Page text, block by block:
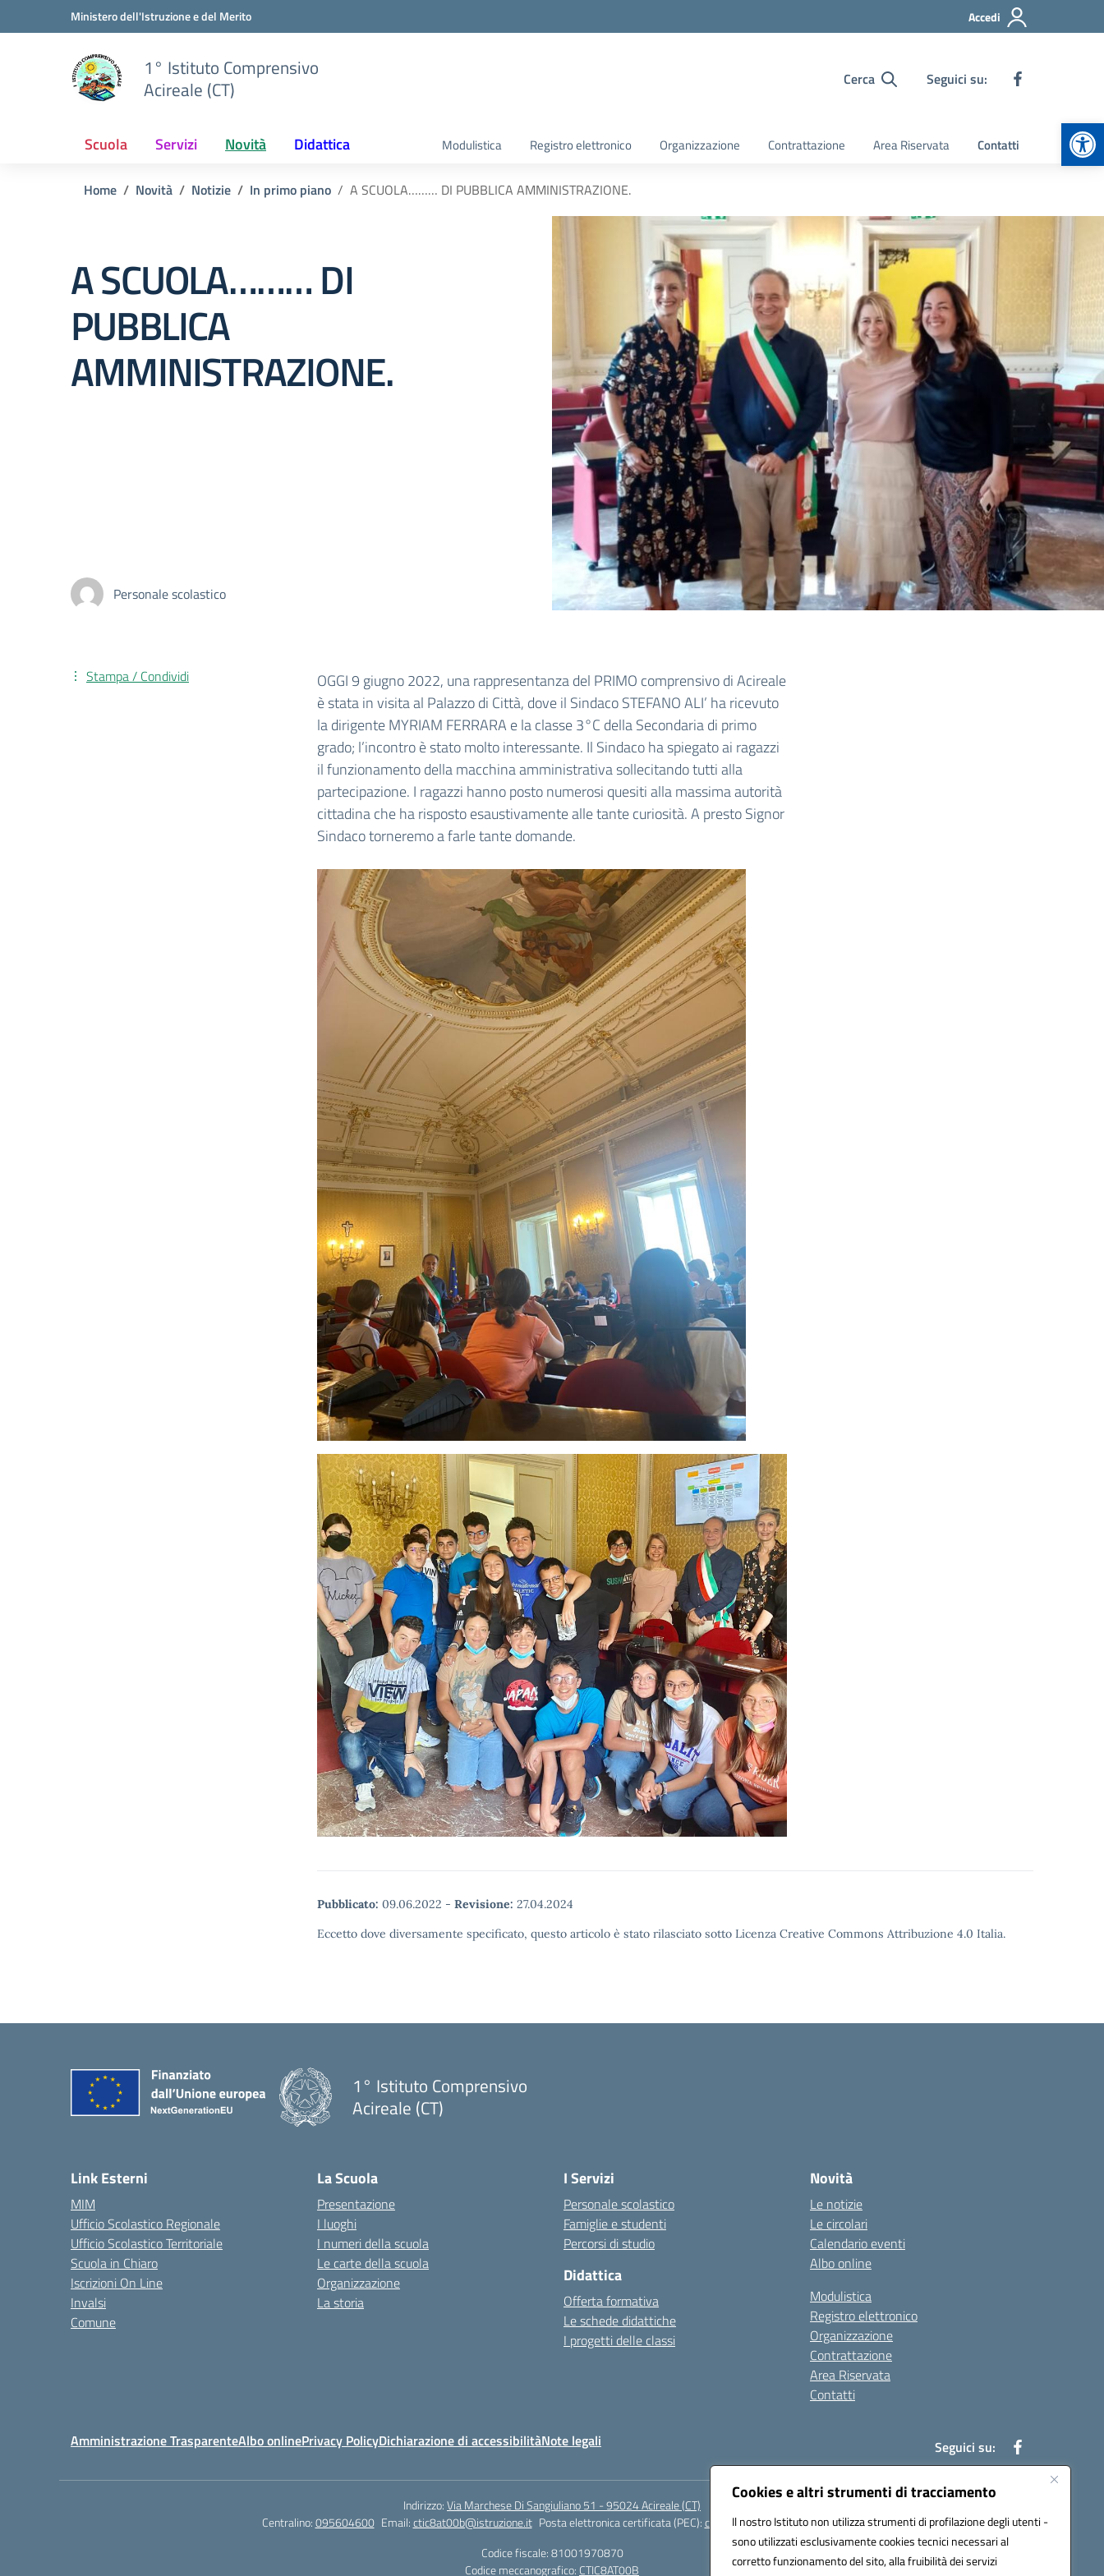
Cookies e altri strumenti di tracciamento
Il nostro Istituto non utilizza strumenti di profilazione degli utenti -
sono utilizzati esclusivamente cookies tecnici necessari al
corretto funzionamento del sito, alla fruibilità dei servizi
Vai ai contenuti
Vai al menu di navigazioneMinistero dell'Istruzione e del Merito Accedi
1° Istituto Comprensivo
Acireale (CT)
Cerca Seguici su:
Scuola Servizi Novità Didattica Modulistica Registro elettronico Organizzazione Contrattazione Area Riservata Contatti
Home Novità Notizie In primo piano A SCUOLA……… DI PUBBLICA AMMINISTRAZIONE.
A SCUOLA……… DI
PUBBLICA
AMMINISTRAZIONE.
Personale scolastico
OGGI 9 giugno 2022, una rappresentanza del PRIMO comprensivo di Acireale
è stata in visita al Palazzo di Città, dove il Sindaco STEFANO ALI’ ha ricevuto
la dirigente MYRIAM FERRARA e la classe 3°C della Secondaria di primo
grado; l’incontro è stato molto interessante. Il Sindaco ha spiegato ai ragazzi
il funzionamento della macchina amministrativa sollecitando tutti alla
partecipazione. I ragazzi hanno posto numerosi quesiti alla massima autorità
cittadina che ha risposto esaustivamente alle tante curiosità. A presto Signor
Sindaco torneremo a farle tante domande.
Pubblicato: 09.06.2022 - Revisione: 27.04.2024
Eccetto dove diversamente specificato, questo articolo è stato rilasciato sotto Licenza Creative Commons Attribuzione 4.0 Italia.
Stampa / Condividi
1° Istituto Comprensivo
Acireale (CT)
Link Esterni
MIM
Ufficio Scolastico Regionale
Ufficio Scolastico Territoriale
Scuola in Chiaro
Iscrizioni On Line
Invalsi
Comune
La Scuola
Presentazione
I luoghi
I numeri della scuola
Le carte della scuola
Organizzazione
La storia
I Servizi
Personale scolastico
Famiglie e studenti
Percorsi di studio
Didattica
Offerta formativa
Le schede didattiche
I progetti delle classi
Novità
Le notizie
Le circolari
Calendario eventi
Albo online
Modulistica
Registro elettronico
Organizzazione
Contrattazione
Area Riservata
Contatti
Amministrazione TrasparenteAlbo onlinePrivacy PolicyDichiarazione di accessibilitàNote legali Seguici su:
Indirizzo:Via Marchese Di Sangiuliano 51 - 95024 Acireale (CT)
Centralino:095604600 Email:ctic8at00b@istruzione.it Posta elettronica certificata (PEC):ctic8at00b@pec.istruzione.it
Codice fiscale: 81001970870
Codice meccanografico: CTIC8AT00B